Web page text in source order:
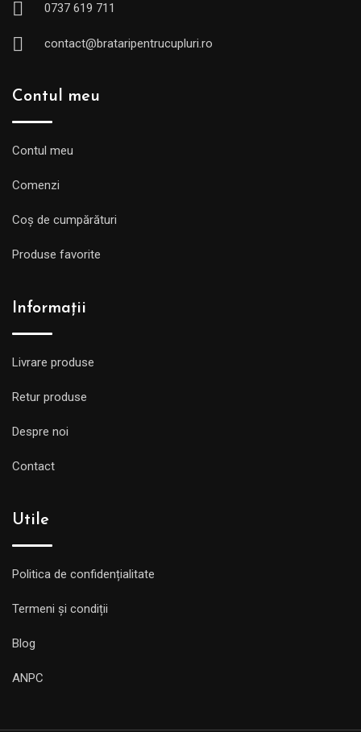
0737 619 711
contact@brataripentrucupluri.ro
Contul meu
Contul meu
Comenzi
Coș de cumpărături
Produse favorite
Informații
Livrare produse
Retur produse
Despre noi
Contact
Utile
Politica de confidențialitate
Termeni și condiții
Blog
ANPC